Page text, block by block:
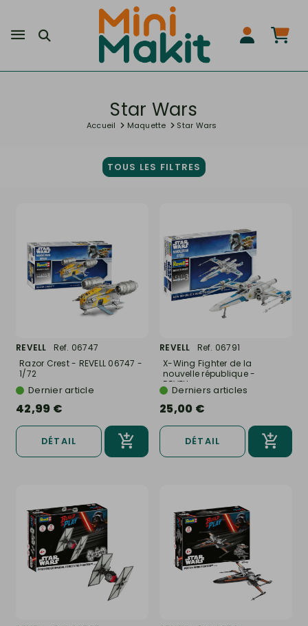
Star Wars
Accueil Maquette Star Wars
TOUS LES FILTRES
REVELL
Ref. 06747
Razor Crest - REVELL 06747 -
1/72
Dernier article
42,99 €
DÉTAIL
REVELL
Ref. 06791
X-Wing Fighter de la
nouvelle république -
REVELL...
Derniers articles
25,00 €
DÉTAIL